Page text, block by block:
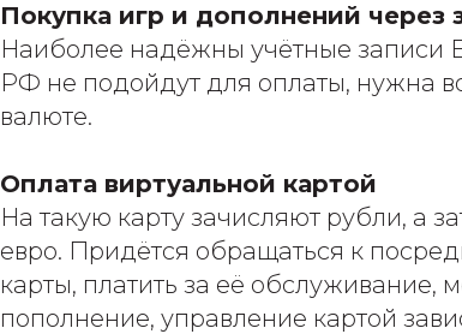
Покупка игр и дополнений через
Наиболее надёжны учётные
РФ не подойдут для оплаты, нужна
валюте.
Оплата виртуальной картой
На такую карту зачисляют рубли, а
евро. Придётся обращаться к
карты, платить за её обслуживание,
пополнение, управление картой